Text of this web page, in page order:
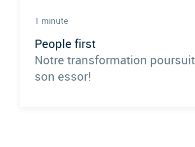
1 minute
People first
Notre transformation poursuit
son essor!